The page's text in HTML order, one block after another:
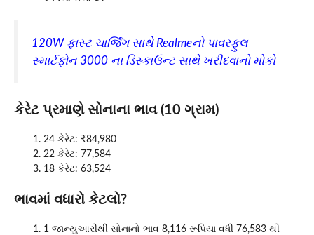
120W ફાસ્ટ ચાર્જિંગ સાથે Realmeનો પાવરફુલ
સ્માર્ટફોન 3000 ના ડિસ્કાઉન્ટ સાથે ખરીદવાનો મોકો
કેરેટ પ્રમાણે સોનાના ભાવ (10 ગ્રામ)
24 કેરેટ: ₹84,980
22 કેરેટ: 77,584
18 કેરેટ: 63,524
ભાવમાં વધારો કેટલો?
1 જાન્યુઆરીથી સોનાનો ભાવ 8,116 રૂપિયા વધી 76,583 થી